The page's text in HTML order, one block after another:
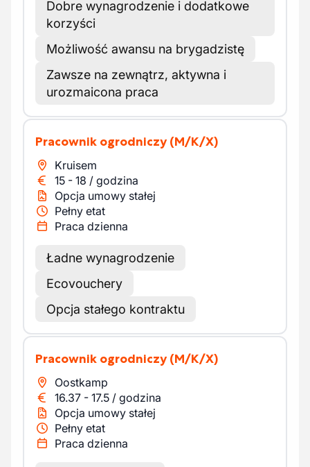
Dobre wynagrodzenie i dodatkowe
korzyści
Możliwość awansu na brygadzistę
Zawsze na zewnątrz, aktywna i
urozmaicona praca
Pracownik ogrodniczy (M/K/X)
Kruisem
15 - 18 / godzina
Opcja umowy stałej
Pełny etat
Praca dzienna
Ładne wynagrodzenie
Ecovouchery
Opcja stałego kontraktu
Pracownik ogrodniczy (M/K/X)
Oostkamp
16.37 - 17.5 / godzina
Opcja umowy stałej
Pełny etat
Praca dzienna